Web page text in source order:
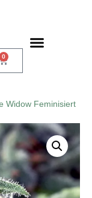
0
Widow Feminisiert